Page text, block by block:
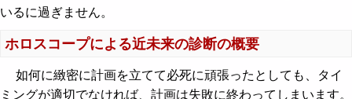
いるに過ぎません。
ホロスコープによる近未来の診断の概要
如何に緻密に計画を立てて必死に頑張ったとしても、タイ
ミングが適切でなければ、計画は失敗に終わってしまいます。